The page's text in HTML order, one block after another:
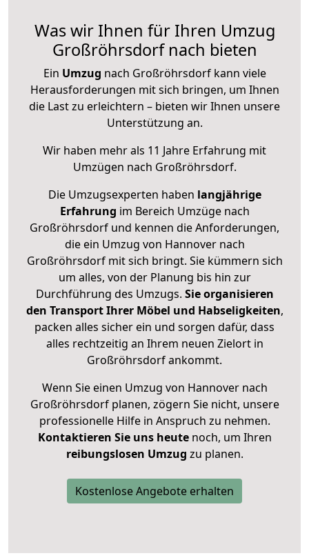
Was wir Ihnen für Ihren Umzug
Großröhrsdorf nach bieten
Ein Umzug nach Großröhrsdorf kann viele
Herausforderungen mit sich bringen, um Ihnen
die Last zu erleichtern – bieten wir Ihnen unsere
Unterstützung an.
Wir haben mehr als 11 Jahre Erfahrung mit
Umzügen nach Großröhrsdorf.
Die Umzugsexperten haben langjährige
Erfahrung im Bereich Umzüge nach
Großröhrsdorf und kennen die Anforderungen,
die ein Umzug von Hannover nach
Großröhrsdorf mit sich bringt. Sie kümmern sich
um alles, von der Planung bis hin zur
Durchführung des Umzugs. Sie organisieren
den Transport Ihrer Möbel und Habseligkeiten,
packen alles sicher ein und sorgen dafür, dass
alles rechtzeitig an Ihrem neuen Zielort in
Großröhrsdorf ankommt.
Wenn Sie einen Umzug von Hannover nach
Großröhrsdorf planen, zögern Sie nicht, unsere
professionelle Hilfe in Anspruch zu nehmen.
Kontaktieren Sie uns heutenoch, um Ihren
reibungslosen Umzug zu planen.
Kostenlose Angebote erhalten